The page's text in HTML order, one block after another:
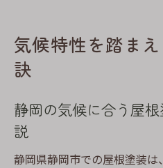
気候特性を踏ま
訣
静岡の気候に合う屋
説
静岡県静岡市での屋根塗装